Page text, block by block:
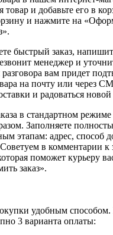
и добавьте его в
и нажмите на
быстрый заказ,
менеджер и
разговора вам придет
на почту или через
и радоваться
в стандартном
Заполняете
этапам: адрес, способ
в комментарии к
поможет курьеру
заказ».
удобным способом.
3 варианта оплаты: